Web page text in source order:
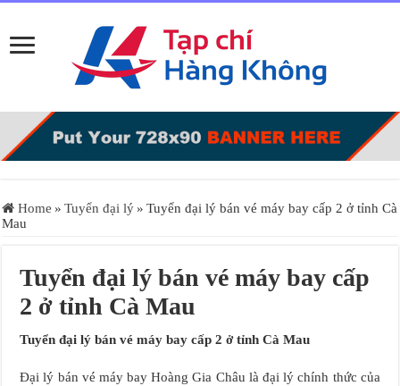
Home » Tuyển đại lý » Tuyển đại lý bán vé máy bay cấp 2 ở tỉnh Cà
Mau
Tuyển đại lý bán vé máy bay cấp
2 ở tỉnh Cà Mau
Tuyển đại lý bán vé máy bay cấp 2 ở tỉnh Cà Mau
Đại lý bán vé máy bay Hoàng Gia Châu là đại lý chính thức của